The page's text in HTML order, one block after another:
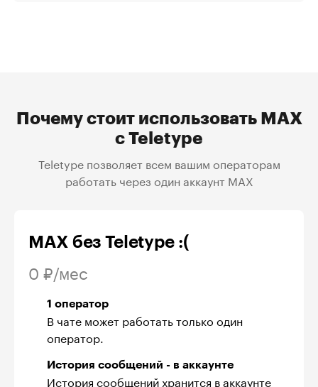
Почему стоит использовать MAX
с Teletype
Teletype позволяет всем вашим операторам
работать через один аккаунт MAX
MAX без Teletype :(
0 ₽/мес
1 оператор
В чате может работать только один
оператор.
История сообщений - в аккаунте
История сообщений хранится в аккаунте